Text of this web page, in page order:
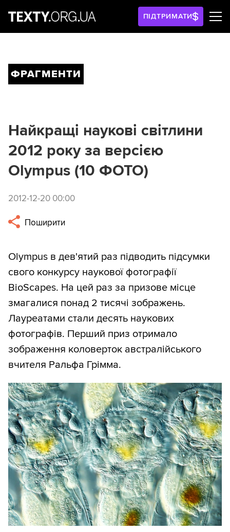
ПІДТРИМАТИ
ФРАГМЕНТИ
Найкращі наукові світлини
2012 року за версією
Olympus (10 ФОТО)
2012-12-20 00:00
Поширити
Olympus в дев'ятий раз підводить підсумки
свого конкурсу наукової фотографії
BioScapes. На цей раз за призове місце
змагалися понад 2 тисячі зображень.
Лауреатами стали десять наукових
фотографів. Перший приз отримало
зображення коловерток австралійського
вчителя Ральфа Грімма.